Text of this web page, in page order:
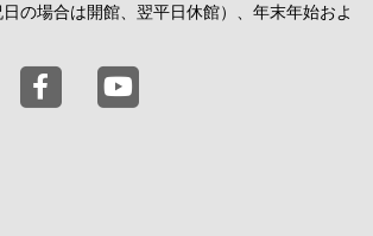
の場合は開館、翌平日休館）、年末年始およ
渋谷公園通りギャラリー X
東京都渋谷公園通りギャラリー
東京都渋谷公園通りギャ